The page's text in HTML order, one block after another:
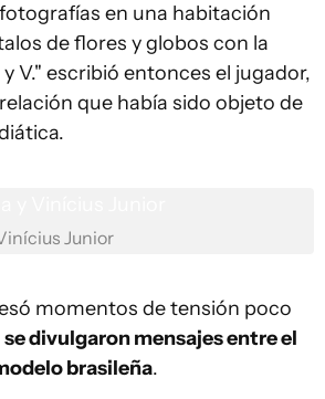
en una habitación
de flores y globos con la
V." escribió entonces el jugador,
que había sido objeto de
Junior
momentos de tensión poco
se divulgaron mensajes entre el
brasileña.